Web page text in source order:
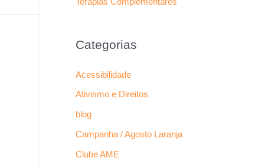
Categorias
Acessibilidade
Ativismo e Direitos
blog
Campanha / Agosto Laranja
Clube AME